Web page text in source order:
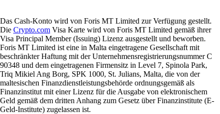
Das Cash-Konto wird von Foris MT Limited zur Verfügung gestellt.
Die Crypto.com Visa Karte wird von Foris MT Limited gemäß ihrer
Visa Principal Member (Issuing) Lizenz ausgestellt und beworben.
Foris MT Limited ist eine in Malta eingetragene Gesellschaft mit
beschränkter Haftung mit der Unternehmensregistrierungsnummer C
90348 und dem eingetragenen Firmensitz in Level 7, Spinola Park,
Triq Mikiel Ang Borg, SPK 1000, St. Julians, Malta, die von der
maltesischen Finanzdienstleistungsbehörde ordnungsgemäß als
Finanzinstitut mit einer Lizenz für die Ausgabe von elektronischem
Geld gemäß dem dritten Anhang zum Gesetz über Finanzinstitute (E-
Geld-Institute) zugelassen ist.